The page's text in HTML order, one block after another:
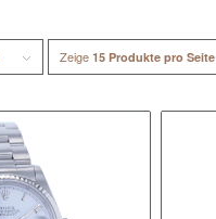
Zeige15 Produkte pro Seite